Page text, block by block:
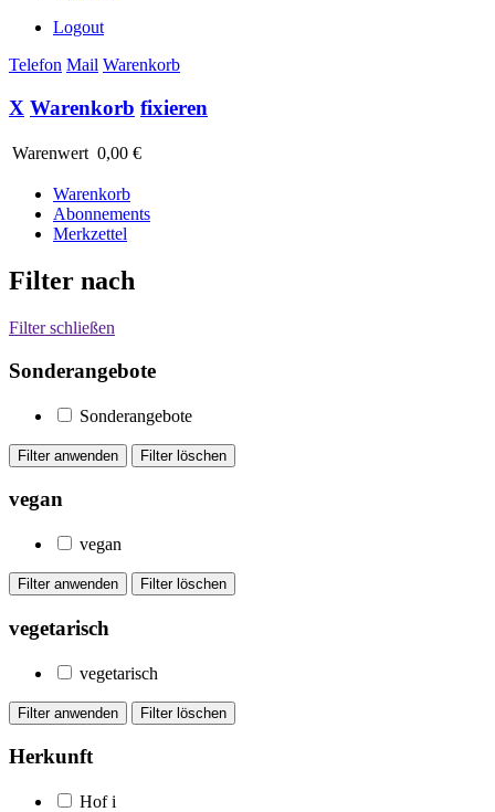
Logout
Telefon Mail Warenkorb
X Warenkorb fixieren
Warenwert 0,00 €
Warenkorb
Abonnements
Merkzettel
Filter nach
Filter schließen
Sonderangebote
Sonderangebote
vegan
vegan
vegetarisch
vegetarisch
Herkunft
Hof i